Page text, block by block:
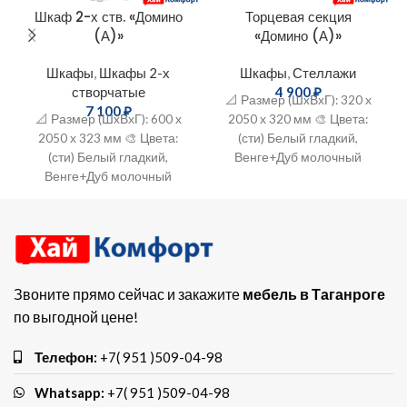
Шкаф 2-х ств. «Домино
(А)»
Шкафы Шкафы 2-х
створчатые
7 100₽
📐 Размер (ШxВхГ): 600 х
2050 х 323 мм 🎨 Цвета:
(сти) Белый гладкий,
Венге+Дуб молочный
Торцевая секция
«Домино (А)»
Шкафы ,Стеллажи
4 900₽
📐 Размер (ШxВхГ): 320 х
2050 х 320 мм 🎨 Цвета:
(сти) Белый гладкий,
Венге+Дуб молочный
Звоните прямо сейчас и закажите мебель в Таганроге
по выгодной цене!
Телефон: +7( 951 )509-04-98
Whatsapp: +7( 951 )509-04-98